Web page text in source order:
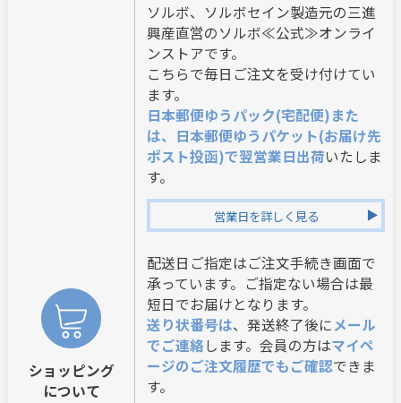
ショッピング
について
ソルボ、ソルボセイン製造元の三進
興産直営のソルボ≪公式≫オンライ
ンストアです。
こちらで毎日ご注文を受け付けてい
ます。
日本郵便ゆうパック(宅配便)また
は、日本郵便ゆうパケット(お届け先
ポスト投函)で翌営業日出荷いたしま
す。
営業日を詳しく見る
配送日ご指定はご注文手続き画面で
承っています。ご指定ない場合は最
短日でお届けとなります。
送り状番号は、発送終了後にメール
でご連絡します。会員の方はマイペ
ージのご注文履歴でもご確認できま
す。